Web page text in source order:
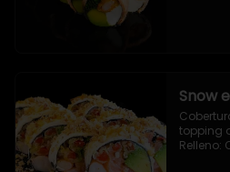
Snow
topping
Relleno: